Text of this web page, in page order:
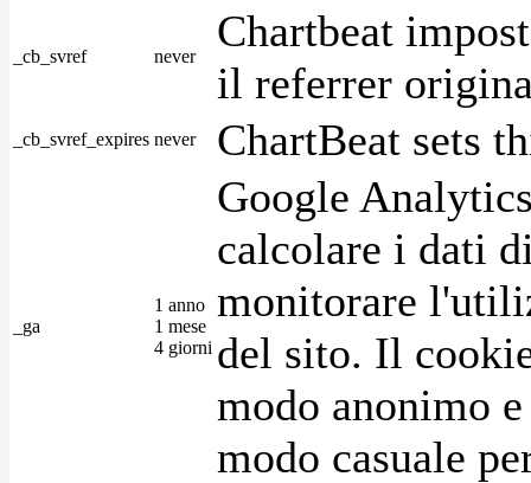
_cb_svref never
Chartbeat
il referrer
_cb_svref_expires never ChartBeat sets
_ga
1 anno
1 mese
4 giorni
Google
calcolare i dati
monitorare
del sito. Il
modo anonimo
modo casuale